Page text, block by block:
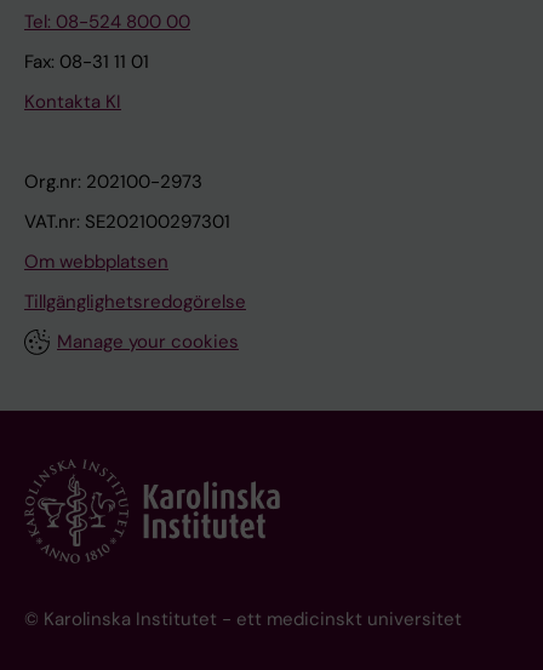
Tel: 08-524 800 00
Fax: 08-31 11 01
Kontakta KI
Org.nr: 202100-2973
VAT.nr: SE202100297301
Om webbplatsen
Tillgänglighetsredogörelse
Manage your cookies
© Karolinska Institutet - ett medicinskt universitet